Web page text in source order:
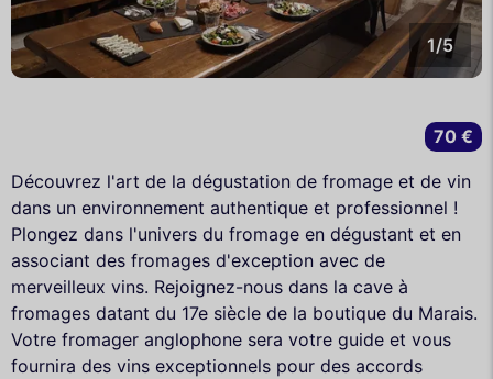
1/5
Découvrez l'art de la dégustation de fromage et de vin
dans un environnement authentique et professionnel !
Plongez dans l'univers du fromage en dégustant et en
associant des fromages d'exception avec de
merveilleux vins. Rejoignez-nous dans la cave à
fromages datant du 17e siècle de la boutique du Marais.
Votre fromager anglophone sera votre guide et vous
fournira des vins exceptionnels pour des accords
70 €